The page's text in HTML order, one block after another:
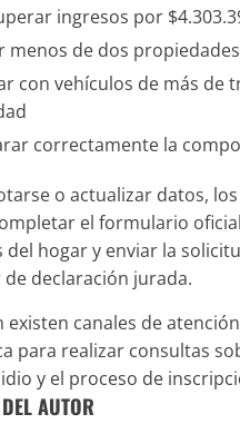
ingresos por
menos de dos propiedades
con vehículos de más de
correctamente la
o actualizar datos,
el formulario
del hogar y enviar la
declaración jurada.
existen canales de
para realizar consultas
y el proceso de
AUTOR